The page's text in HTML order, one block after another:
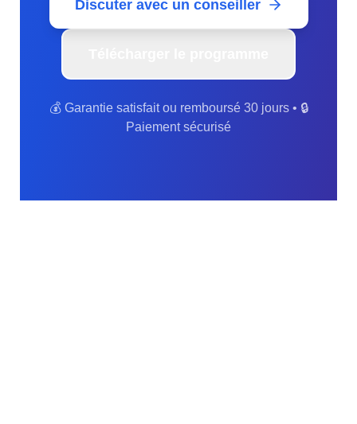
Discuter avec un conseiller
💰 Garantie satisfait ou remboursé 30 jours • 🔒
Paiement sécurisé